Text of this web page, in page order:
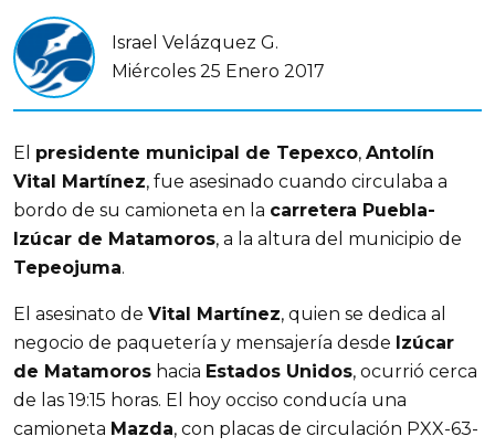
Israel Velázquez G.
Miércoles 25 Enero 2017
El presidente municipal de Tepexco, Antolín
Vital Martínez, fue asesinado cuando circulaba a
bordo de su camioneta en la carretera Puebla-
Izúcar de Matamoros, a la altura del municipio de
Tepeojuma.
El asesinato de Vital Martínez, quien se dedica al
negocio de paquetería y mensajería desde Izúcar
de Matamoros hacia Estados Unidos, ocurrió cerca
de las 19:15 horas. El hoy occiso conducía una
camioneta Mazda, con placas de circulación PXX-63-